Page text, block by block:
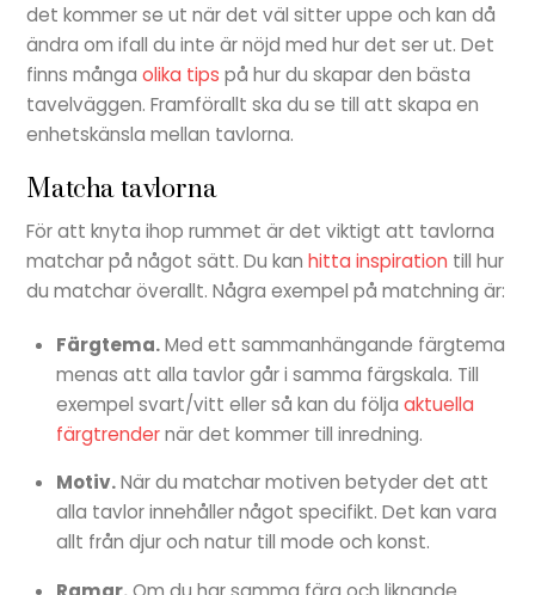
det kommer se ut när det väl sitter uppe och kan då
ändra om ifall du inte är nöjd med hur det ser ut. Det
finns mångaolika tips på hur du skapar den bästa
tavelväggen. Framförallt ska du se till att skapa en
enhetskänsla mellan tavlorna.
Matcha tavlorna
För att knyta ihop rummet är det viktigt att tavlorna
matchar på något sätt. Du kanhitta inspiration till hur
du matchar överallt. Några exempel på matchning är:
Färgtema.Med ett sammanhängande färgtema
menas att alla tavlor går i samma färgskala. Till
exempel svart/vitt eller så kan du följa aktuella
färgtrendernär det kommer till inredning.
Motiv.När du matchar motiven betyder det att
alla tavlor innehåller något specifikt. Det kan vara
allt från djur och natur till mode och konst.